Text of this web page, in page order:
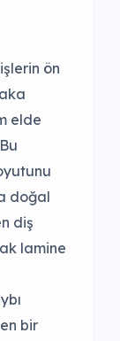
ön
elde
doğal
diş
lamine
bir